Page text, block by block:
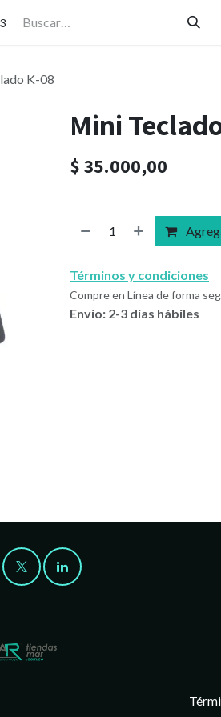
K-08
Mini
$35.000,00
Términos y condiciones
Compre en Línea de forma
Envío: 2-3 días hábiles